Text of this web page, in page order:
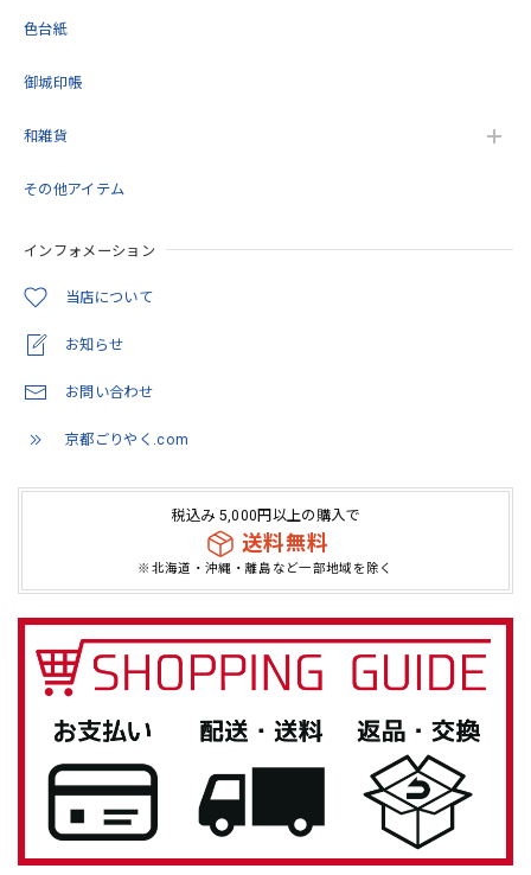
色台紙
御城印帳
和雑貨
その他アイテム
インフォメーション
当店について
お知らせ
お問い合わせ
京都ごりやく.com
税込み 5,000円以上の購入で
送料無料
※北海道・沖縄・離島など一部地域を除く
とても綺麗でした。 いろんな思いを…COLORで観た価値に
変わってたように… 隙間を穴埋めするような感覚が安心感
に。 繋がってるように思います。
います。 また機会がありましたらよろしくお願
2026/05/07
とても素敵な商品でした！自分用に欲しく購入です(*^^*)
この度は当店をご利用いただきありがとうござ
います。 お気に入りいただけてよかったです。
また機会がありましたらよろしくお願いいたし
ます。